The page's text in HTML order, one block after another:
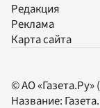
Редакция
Реклама
Карта сайта
© АО «Газета.Ру»
Название: